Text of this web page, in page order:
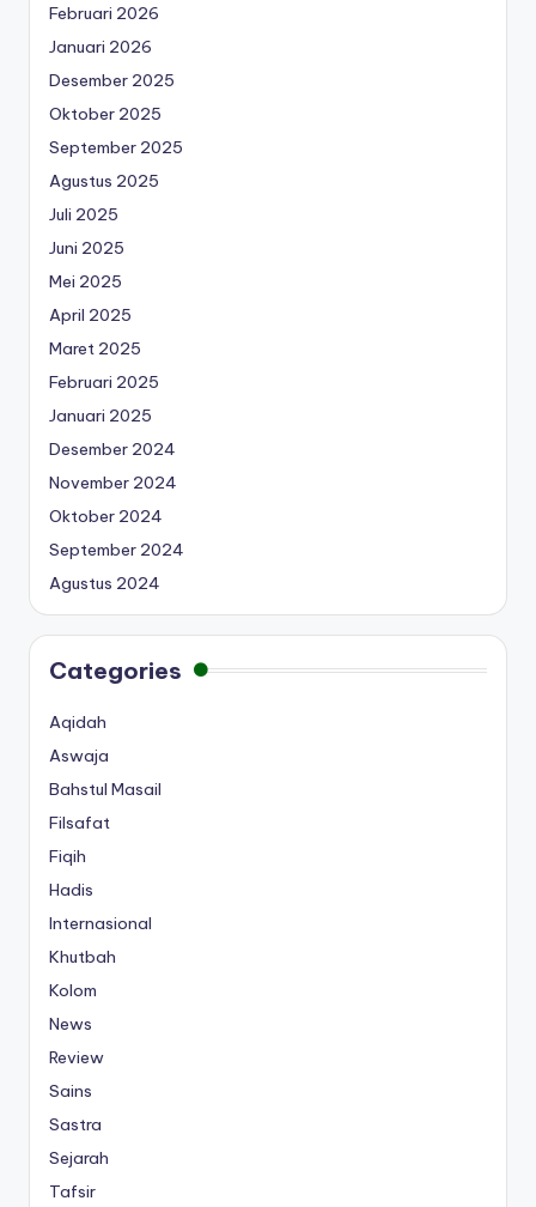
Februari 2026
Januari 2026
Desember 2025
Oktober 2025
September 2025
Agustus 2025
Juli 2025
Juni 2025
Mei 2025
April 2025
Maret 2025
Februari 2025
Januari 2025
Desember 2024
November 2024
Oktober 2024
September 2024
Agustus 2024
Categories
Aqidah
Aswaja
Bahstul Masail
Filsafat
Fiqih
Hadis
Internasional
Khutbah
Kolom
News
Review
Sains
Sastra
Sejarah
Tafsir